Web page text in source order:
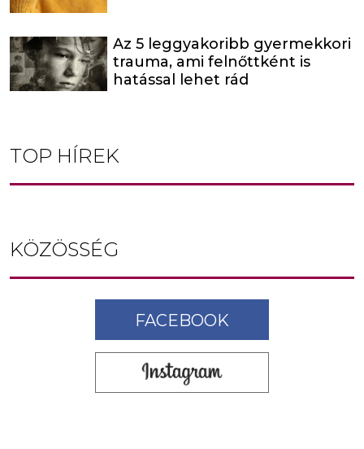
Az 5 leggyakoribb gyermekkori
trauma, ami felnőttként is
hatással lehet rád
TOP HÍREK
KÖZÖSSÉG
FACEBOOK